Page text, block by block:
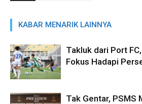
KABAR MENARIK LAINNYA
Takluk dari Port
Fokus Hadapi
Tak Gentar, PSMS